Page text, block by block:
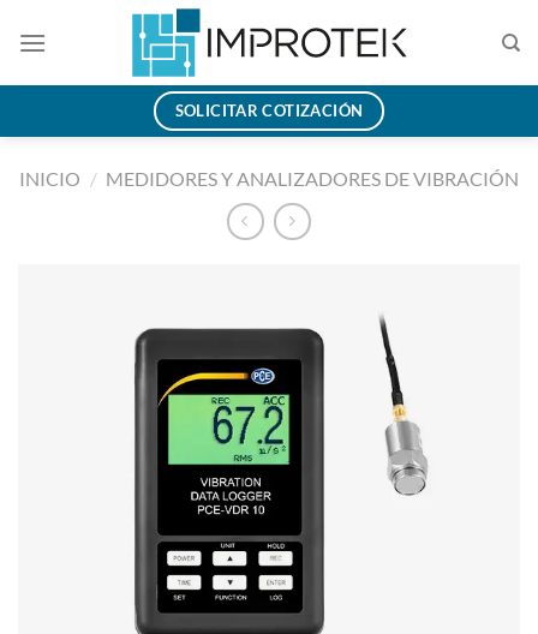
SOLICITAR COTIZACIÓN
INICIO / MEDIDORES Y ANALIZADORES DE VIBRACIÓN